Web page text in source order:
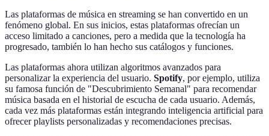
Las plataformas de música en streaming se han convertido en un
fenómeno global. En sus inicios, estas plataformas ofrecían un
acceso limitado a canciones, pero a medida que la tecnología ha
progresado, también lo han hecho sus catálogos y funciones.
Las plataformas ahora utilizan algoritmos avanzados para
personalizar la experiencia del usuario. Spotify, por ejemplo, utiliza
su famosa función de "Descubrimiento Semanal" para recomendar
música basada en el historial de escucha de cada usuario. Además,
cada vez más plataformas están integrando inteligencia artificial para
ofrecer playlists personalizadas y recomendaciones precisas.